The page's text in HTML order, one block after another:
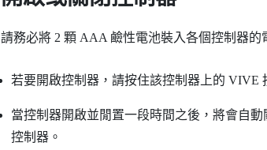
請務必將 2 顆 AAA 鹼性電池裝入各個控制器
若要開啟控制器，請按住該控制器上的 VIVE
當控制器開啟並閒置一段時間之後，將會自動
控制器。